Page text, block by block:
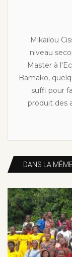
Mikailou
niveau
Master à
Bamako,
suffi pour
produit des
DANS LA